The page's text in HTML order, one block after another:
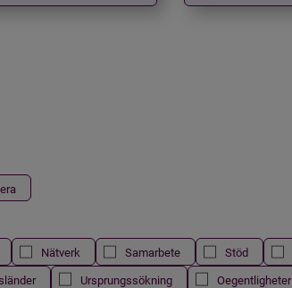
Nätverk Samarbete Stöd
Ursprungssökning Oegentligheter